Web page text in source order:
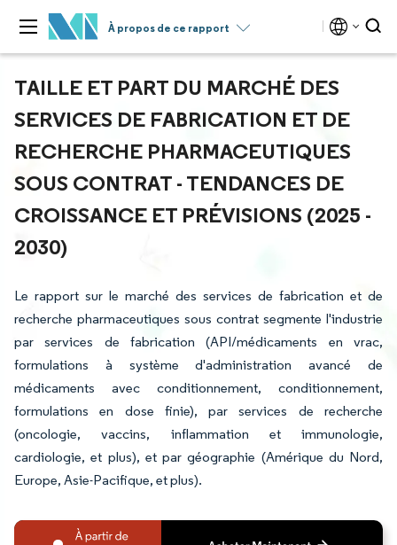
À propos de ce rapport
TAILLE ET PART DU MARCHÉ DES
SERVICES DE FABRICATION ET DE
RECHERCHE PHARMACEUTIQUES
SOUS CONTRAT - TENDANCES DE
CROISSANCE ET PRÉVISIONS (2025 -
2030)
Le rapport sur le marché des services de fabrication et de
recherche pharmaceutiques sous contrat segmente l'industrie
par services de fabrication (API/médicaments en vrac,
formulations à système d'administration avancé de
médicaments avec conditionnement, conditionnement,
formulations en dose finie), par services de recherche
(oncologie, vaccins, inflammation et immunologie,
cardiologie, et plus), et par géographie (Amérique du Nord,
Europe, Asie-Pacifique, et plus).